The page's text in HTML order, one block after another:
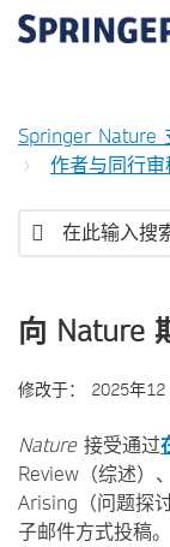
Springer Nature
作者与同行
向 Nature
修改于： 2025年
Nature接受通过
Review（综述）
Arising（问题探
子邮件方式投稿。